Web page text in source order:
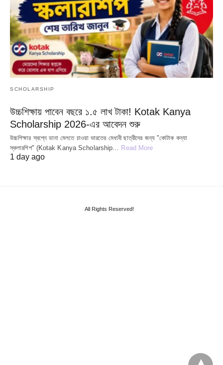
SCHOLARSHIP
উচ্চশিক্ষায় পাবেন বছরে ১.৫ লাখ টাকা! Kotak Kanya
Scholarship 2026-এর আবেদন শুরু
উচ্চশিক্ষার স্বপ্নে ডানা মেলতে চাওয়া ভারতের মেধাবী ছাত্রীদের জন্য "কোটাক কন্যা
স্কলারশিপ" (Kotak Kanya Scholarship… Read More
1 day ago
All Rights Reserved!